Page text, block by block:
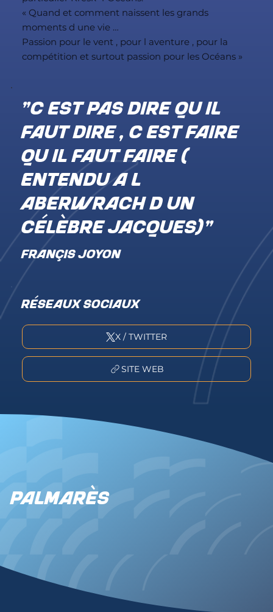
RÉSEAUX SOCIAUX
X / TWITTER
SITE WEB
"C est pas dire qu il
faut dire , c est faire
qu il faut faire (
entendu a l
Aberwrach d un
célèbre Jacques)"
FRANÇIS JOYON
« Quand et comment naissent les grands
moments d une vie …
Passion pour le vent , pour l aventure , pour la
compétition et surtout passion pour les Océans »
Palmarès